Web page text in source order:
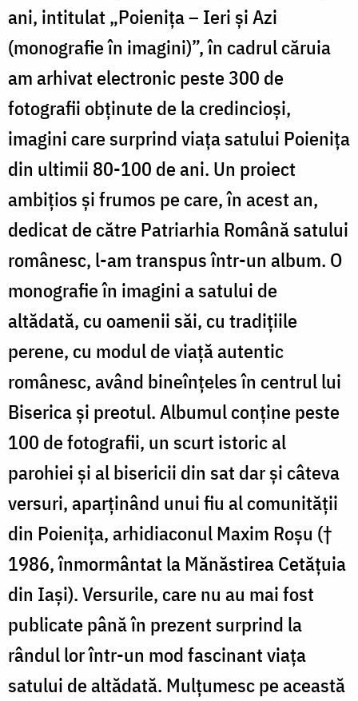
ani, intitulat „Poieniţa – Ieri şi Azi
(monografie în imagini)”, în cadrul căruia
am arhivat electronic peste 300 de
fotografii obţinute de la credincioşi,
imagini care surprind viaţa satului Poieniţa
din ultimii 80-100 de ani. Un proiect
ambiţios şi frumos pe care, în acest an,
dedicat de către Patriarhia Română satului
românesc, l-am transpus într-un album. O
monografie în imagini a satului de
altădată, cu oamenii săi, cu tradiţiile
perene, cu modul de viaţă autentic
românesc, având bineînţeles în centrul lui
Biserica şi preotul. Albumul conţine peste
100 de fotografii, un scurt istoric al
parohiei şi al bisericii din sat dar şi câteva
versuri, aparţinând unui fiu al comunităţii
din Poieniţa, arhidiaconul Maxim Roşu (†
1986, înmormântat la Mănăstirea Cetăţuia
din Iaşi). Versurile, care nu au mai fost
publicate până în prezent surprind la
rândul lor într-un mod fascinant viaţa
satului de altădată. Mulţumesc pe această